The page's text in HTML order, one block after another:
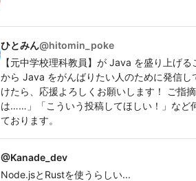
ひとみん@hitomin_poke
【元中学校理科教員】が Java を盛り上げ
から Java をがんばりたい人のために発信
けたら、応援よろしくお願いします！ ご指
は……」「こういう投稿してほしい！」など
ております。
@Kanade_dev
Node.jsとRustを使うらしい...